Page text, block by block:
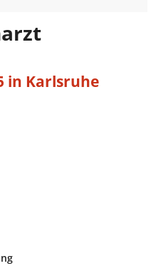
in Karlsruhe